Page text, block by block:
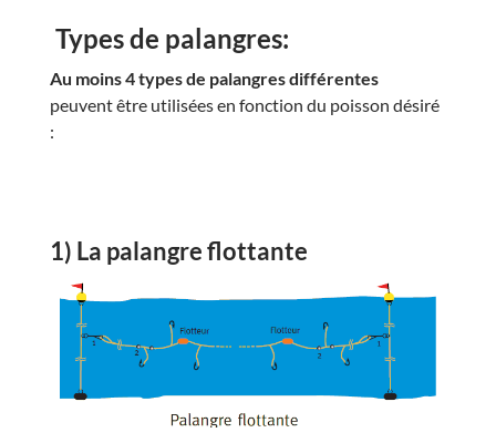
Types de palangres:
Au moins 4 types de palangres différentes
peuvent être utilisées en fonction du poisson désiré
:
1) La palangre flottante